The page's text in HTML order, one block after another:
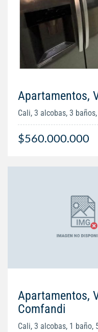
Apartamentos,
Cali, 3 alcobas, 3
$560.000.000
Apartamentos,
Comfandi
Cali, 3 alcobas, 1 baño,